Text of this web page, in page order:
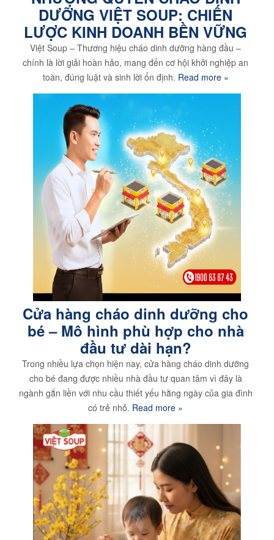
DƯỠNG VIỆT SOUP: CHIẾN
LƯỢC KINH DOANH BỀN VỮNG
Việt Soup – Thương hiệu cháo dinh dưỡng hàng đầu –
chính là lời giải hoàn hảo, mang đến cơ hội khởi nghiệp an
toàn, đúng luật và sinh lời ổn định. Read more »
Cửa hàng cháo dinh dưỡng cho
bé – Mô hình phù hợp cho nhà
đầu tư dài hạn?
Trong nhiều lựa chọn hiện nay, cửa hàng cháo dinh dưỡng
cho bé đang được nhiều nhà đầu tư quan tâm vì đây là
ngành gắn liền với nhu cầu thiết yếu hằng ngày của gia đình
có trẻ nhỏ. Read more »